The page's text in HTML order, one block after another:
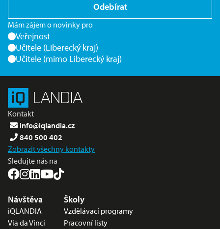
Odebírat
Mám zájem o novinky pro
Veřejnost
Učitele (Liberecký kraj)
Učitele (mimo Liberecký kraj)
Kontakt
info@iqlandia.cz
840 500 402
Zobrazit všechny kontakty
Sledujte nás na
Nabídka v zápatí
Návštěva
iQLANDIA
Via da Vinci
Školy
Vzdělávací programy
Pracovní listy